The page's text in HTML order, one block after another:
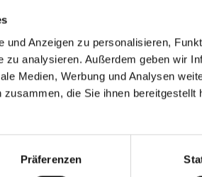
und Anzeigen zu personalisieren,
zu analysieren. Außerdem geben wir
Medien, Werbung und Analysen
die Sie ihnen
Präferenzen